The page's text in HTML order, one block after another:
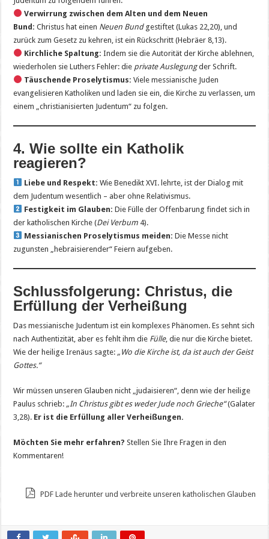
Verwirrung zwischen dem Alten und dem Neuen
Bund: Christus hat einen Neuen Bundgestiftet (Lukas 22,20), und
zurück zum Gesetz zu kehren, ist ein Rückschritt (Hebräer 8,13).
Kirchliche Spaltung: Indem sie die Autorität der Kirche ablehnen,
wiederholen sie Luthers Fehler: die private Auslegungder Schrift.
Täuschende Proselytismus: Viele messianische Juden
evangelisieren Katholiken und laden sie ein, die Kirche zu verlassen, um
einem „christianisierten Judentum“ zu folgen.
4. Wie sollte ein Katholik
reagieren?
Liebe und Respekt: Wie Benedikt XVI. lehrte, ist der Dialog mit
dem Judentum wesentlich – aber ohne Relativismus.
Festigkeit im Glauben: Die Fülle der Offenbarung findet sich in
der katholischen Kirche (Dei Verbum 4).
Messianischen Proselytismus meiden: Die Messe nicht
zugunsten „hebraisierender“ Feiern aufgeben.
Schlussfolgerung: Christus, die
Erfüllung der Verheißung
Das messianische Judentum ist ein komplexes Phänomen. Es sehnt sich
nach Authentizität, aber es fehlt ihm die Fülle, die nur die Kirche bietet.
Wie der heilige Irenäus sagte: „Wo die Kirche ist, da ist auch der Geist
Gottes.“
Wir müssen unseren Glauben nicht „judaisieren“, denn wie der heilige
Paulus schrieb: „In Christus gibt es weder Jude noch Grieche“(Galater
3,28). Er ist die Erfüllung aller Verheißungen.
Möchten Sie mehr erfahren? Stellen Sie Ihre Fragen in den
Kommentaren!
PDF Lade herunter und verbreite unseren katholischen Glauben